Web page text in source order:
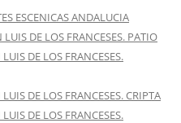
ESCENICAS ANDALUCIA
DE LOS FRANCESES. PATIO
DE LOS FRANCESES.
DE LOS FRANCESES. CRIPTA
DE LOS FRANCESES.